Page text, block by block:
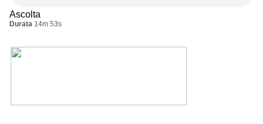
Ascolta
Durata 14m 53s